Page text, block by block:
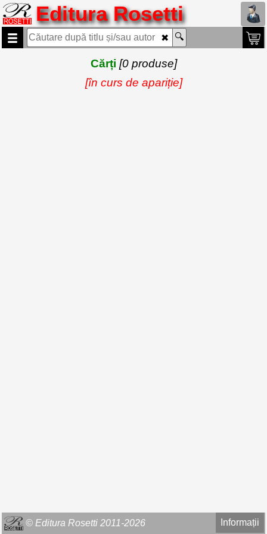
Editura Rosetti
Cărți [0 produse]
[în curs de apariție]
© Editura Rosetti 2011-2026 Informații